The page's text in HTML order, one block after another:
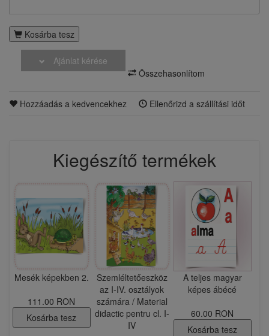
Kosárba tesz
Ajánlat kérése
Hozzáadás a kedvencekhez Ellenőrizd a szállítási időt
Összehasonlítom
Kiegészítő termékek
Mesék képekben 2.
111.00 RON
Kosárba tesz
Szemléltetőeszköz
az I-IV. osztályok
számára / ​Material
didactic pentru cl. I-
IV
​A teljes magyar
képes ábécé
60.00 RON
Kosárba tesz